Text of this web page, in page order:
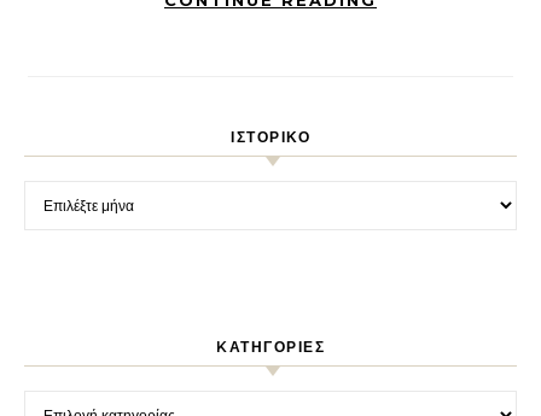
ΙΣΤΟΡΙΚΌ
Ιστορικό
KΑΤΗΓΟΡΊΕΣ
Kατηγορίες